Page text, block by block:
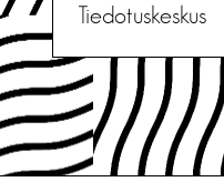
Tiedotuskeskus